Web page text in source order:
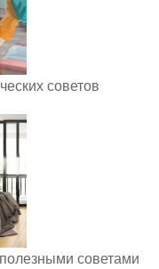
советов
советами